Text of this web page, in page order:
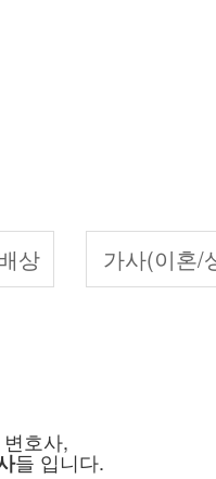
상 가사(이혼/
호사,
들 입니다.